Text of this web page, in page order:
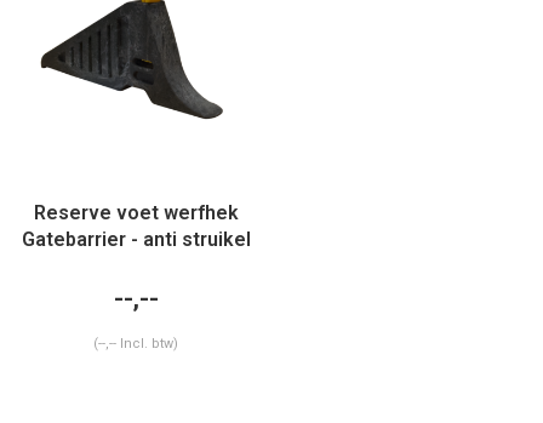
Reserve voet werfhek
Gatebarrier - anti struikel
--,--
(--,-- Incl. btw)